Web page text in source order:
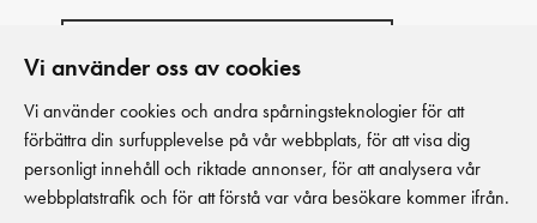
Vi använder oss av cookies
Vi använder cookies och andra spårningsteknologier för att
förbättra din surfupplevelse på vår webbplats, för att visa dig
personligt innehåll och riktade annonser, för att analysera vår
webbplatstrafik och för att förstå var våra besökare kommer ifrån.